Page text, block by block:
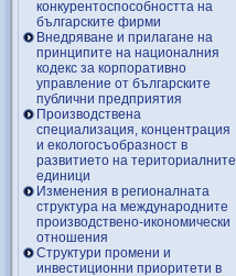
конкурентоспособността на
българските фирми
Внедряване и прилагане на
принципите на националния
кодекс за корпоративно
управление от българските
публични предприятия
Производствена
специализация, концентрация
и екологосъобразност в
развитието на териториалните
единици
Изменения в регионалната
структура на международните
производствено-икономически
отношения
Структури промени и
инвестиционни приоритети в